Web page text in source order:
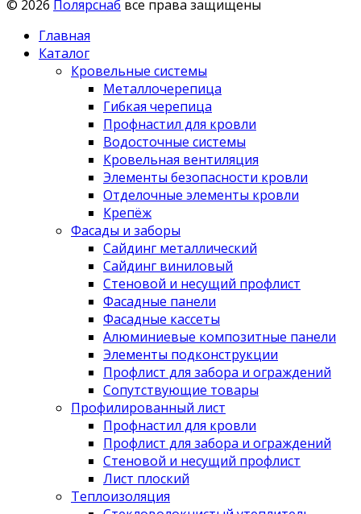
© 2026 Полярснаб все права защищены
Главная
Каталог
Кровельные системы
Металлочерепица
Гибкая черепица
Профнастил для кровли
Водосточные системы
Кровельная вентиляция
Элементы безопасности кровли
Отделочные элементы кровли
Крепёж
Фасады и заборы
Сайдинг металлический
Сайдинг виниловый
Стеновой и несущий профлист
Фасадные панели
Фасадные кассеты
Алюминиевые композитные панели
Элементы подконструкции
Профлист для забора и ограждений
Сопутствующие товары
Профилированный лист
Профнастил для кровли
Профлист для забора и ограждений
Стеновой и несущий профлист
Лист плоский
Теплоизоляция